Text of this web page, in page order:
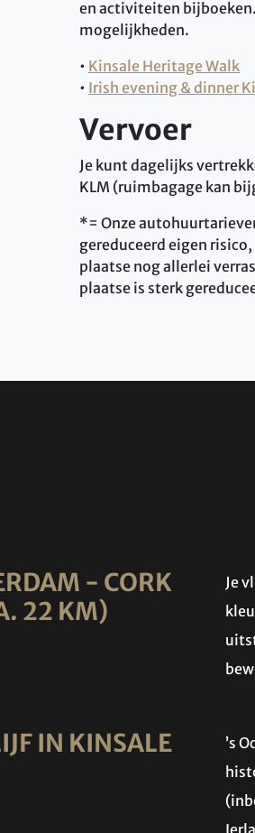
en activiteiten
mogelijkheden.
• Kinsale Heritage Walk
• Irish evening & dinner
Vervoer
Je kunt dagelijks
KLM (ruimbagage kan
*= Onze
gereduceerd eigen
plaatse nog allerlei
plaatse is sterk
- CORK
22 KM)
Je
IN KINSALE ’s